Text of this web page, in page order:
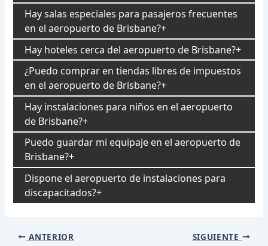
Hay salas especiales para pasajeros frecuentes
en el aeropuerto de Brisbane?
Hay hoteles cerca del aeropuerto de Brisbane?
¿Puedo comprar en tiendas libres de impuestos
en el aeropuerto de Brisbane?
Hay instalaciones para niños en el aeropuerto
de Brisbane?
Puedo guardar mi equipaje en el aeropuerto de
Brisbane?
Dispone el aeropuerto de instalaciones para
discapacitados?
Navegación
ANTERIOR SIGUIENTE